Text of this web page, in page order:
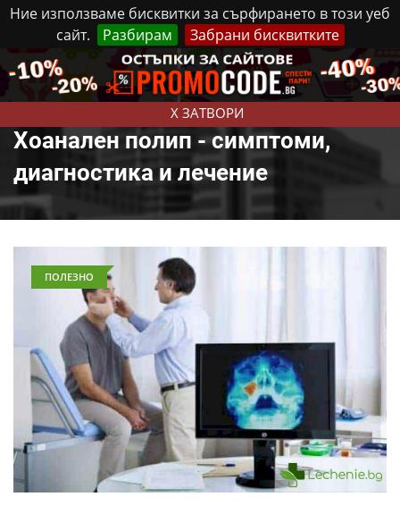
Ние използваме бисквитки за сърфирането в този уеб
сайт.
Разбирам Забрани бисквитките
X ЗАТВОРИ
Петък, 7 Август, 2026 Реклама Контакти
Хоанален полип - симптоми,
диагностика и лечение
ПОЛЕЗНО